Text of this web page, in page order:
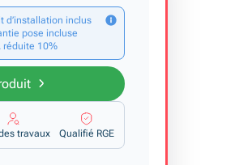
d’installation inclus
pose incluse
réduite 10%
travaux Qualifié RGE